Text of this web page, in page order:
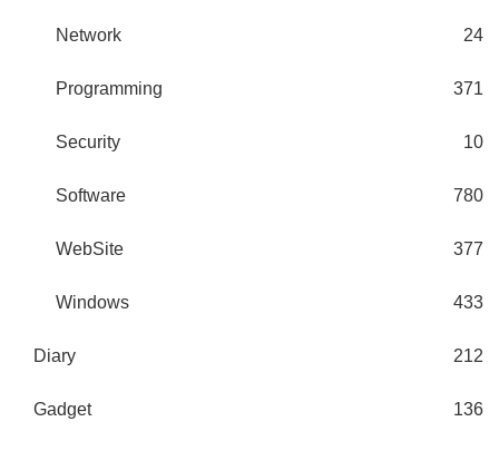
Network 24
Programming 371
Security 10
Software 780
WebSite 377
Windows 433
Diary 212
Gadget 136